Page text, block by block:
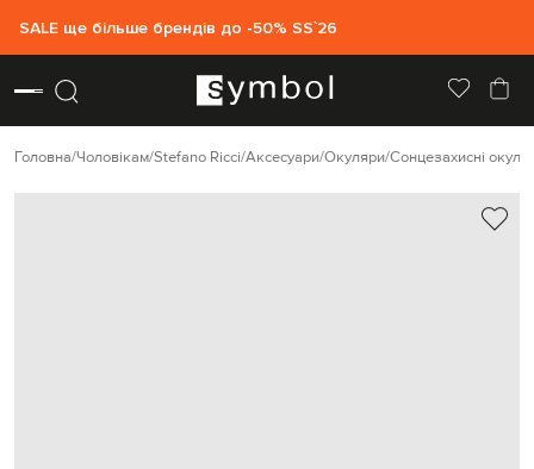
SALE ще більше брендів до -50% SS`26
Головна Чоловікам Stefano Ricci Аксесуари Окуляри Сонцезахисні